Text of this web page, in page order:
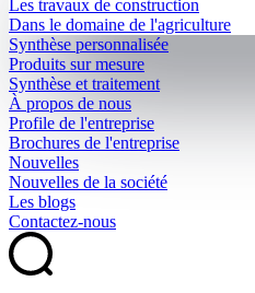
Les travaux de construction
Dans le domaine de l'agriculture
Synthèse personnalisée
Produits sur mesure
Synthèse et traitement
À propos de nous
Profile de l'entreprise
Brochures de l'entreprise
Nouvelles
Nouvelles de la société
Les blogs
Contactez-nous